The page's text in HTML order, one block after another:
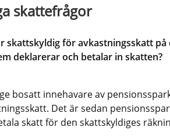
skattefrågor
skattskyldig för avkastningsskatt
deklarerar och betalar in skatten?
bosatt innehavare av
Det är sedan
skatt för den skattskyldiges